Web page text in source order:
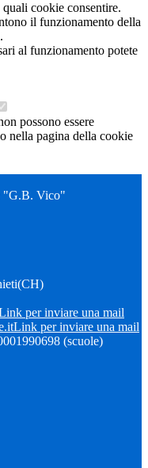
quali cookie consentire.
il funzionamento della
al funzionamento potete
possono essere
nella pagina della cookie
"G.B. Vico"
per inviare una mail
Link per inviare una mail
(scuole)